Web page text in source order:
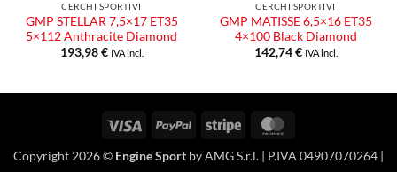
CERCHI SPORTIVI
GMP STELLAR 7,5×17 ET35
5×112 Anthracite Diamond
193,98€ IVA incl.
CERCHI SPORTIVI
GMP MATISSE 6,5×16 ET35
4×100 Black Diamond
142,74€ IVA incl.
Visa PayPal Stripe
Copyright 2026 © Engine Sport by AMG S.r.l. | P.IVA 04907070264 |